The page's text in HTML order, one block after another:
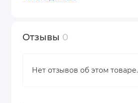
Отзывы 0
Нет отзывов об этом товаре.